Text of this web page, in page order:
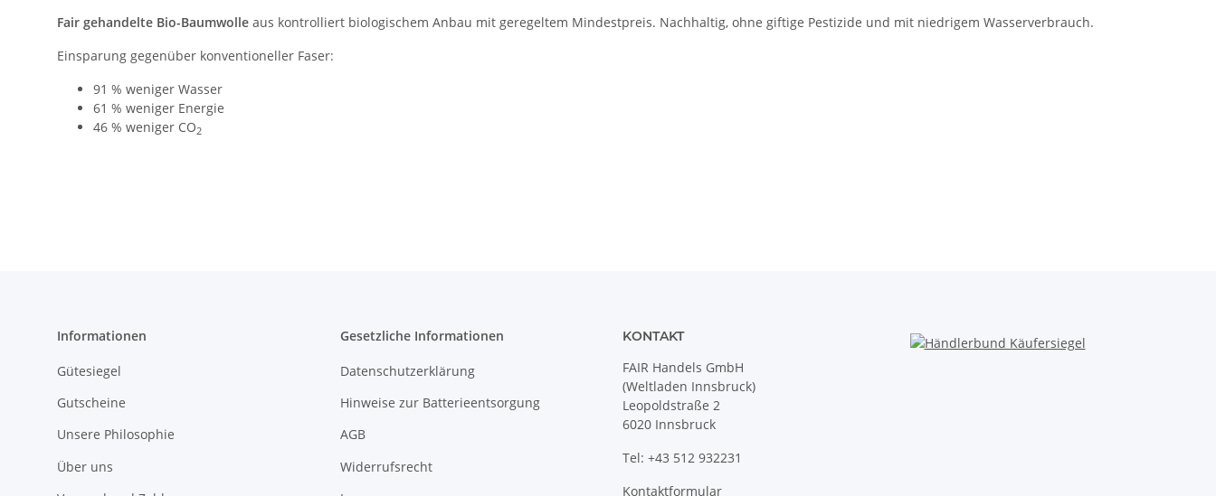
Fair gehandelte Bio-Baumwolle aus kontrolliert biologischem Anbau mit geregeltem Mindestpreis. Nachhaltig, ohne giftige Pestizide und mit niedrigem Wasserverbrauch.
Einsparung gegenüber konventioneller Faser:
91 % weniger Wasser
61 % weniger Energie
46 % weniger CO2
Informationen
Gütesiegel
Gutscheine
Unsere Philosophie
Über uns
Gesetzliche Informationen
Datenschutzerklärung
Hinweise zur Batterieentsorgung
AGB
Widerrufsrecht
KONTAKT
FAIR Handels GmbH
(Weltladen Innsbruck)
Leopoldstraße 2
6020 Innsbruck
Tel: +43 512 932231
Kontaktformular